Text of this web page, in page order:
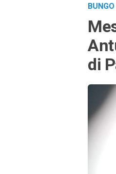
BUNGO
di